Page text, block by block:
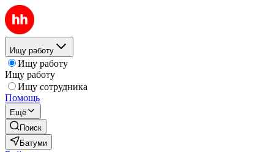
Ищу работу
Ищу работу
Ищу работу
Ищу сотрудника
Помощь
Ещё
Поиск
Батуми